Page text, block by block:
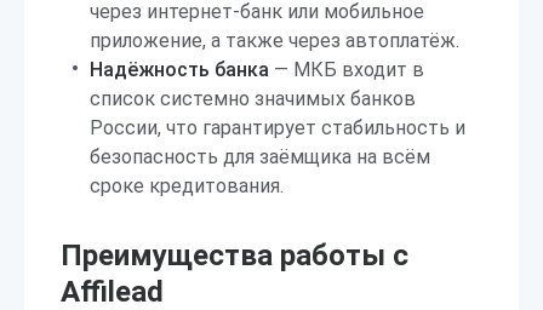
через интернет-банк или мобильное
приложение, а также через автоплатёж.
Надёжность банка — МКБ входит в
список системно значимых банков
России, что гарантирует стабильность и
безопасность для заёмщика на всём
сроке кредитования.
Преимущества работы с
Affilead